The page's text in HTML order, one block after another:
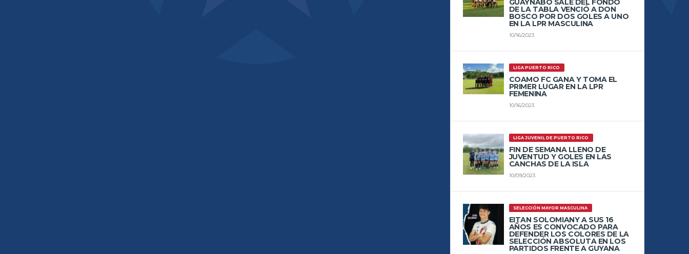
GUAYNABO SALE DEL FONDO
DE LA TABLA VENCIÓ A DON
BOSCO POR DOS GOLES A UNO
EN LA LPR MASCULINA
10/16/2023
LIGA PUERTO RICO
COAMO FC GANA Y TOMA EL
PRIMER LUGAR EN LA LPR
FEMENINA
10/16/2023
LIGA JUVENIL DE PUERTO RICO
FIN DE SEMANA LLENO DE
JUVENTUD Y GOLES EN LAS
CANCHAS DE LA ISLA
10/09/2023
SELECCIÓN MAYOR MASCULINA
EITAN SOLOMIANY A SUS 16
AÑOS ES CONVOCADO PARA
DEFENDER LOS COLORES DE LA
SELECCIÓN ABSOLUTA EN LOS
PARTIDOS FRENTE A GUYANA